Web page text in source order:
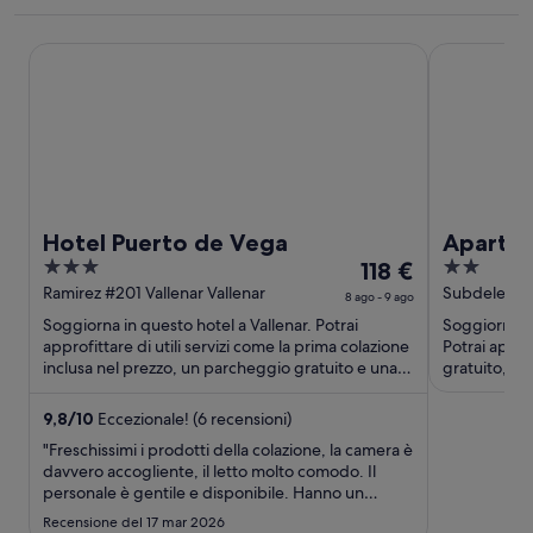
Hotel Puerto de Vega
3
out
of
5
Ramirez #201 Vallenar Vallenar
Il
prezzo
118 €
a
periodo
8
ago
118 €
8 ago - 9 ago
Soggiorna in questo hotel a Vallenar. Potrai
approfittare di utili servizi come la prima colazione
inclusa nel prezzo, un parcheggio gratuito e una
9,8/10 Eccezionale! (6 recensioni)
"Freschissimi i prodotti della colazione, la camera è
davvero accogliente, il letto molto comodo. Il
personale è gentile e disponibile. Hanno un
comodo parcheggio privato. Sarei rimasta lì…"
Recensione del 17 mar 2026
Apart
2
out
of
5
Villar
Soggiorna
Potrai
gratuito, un